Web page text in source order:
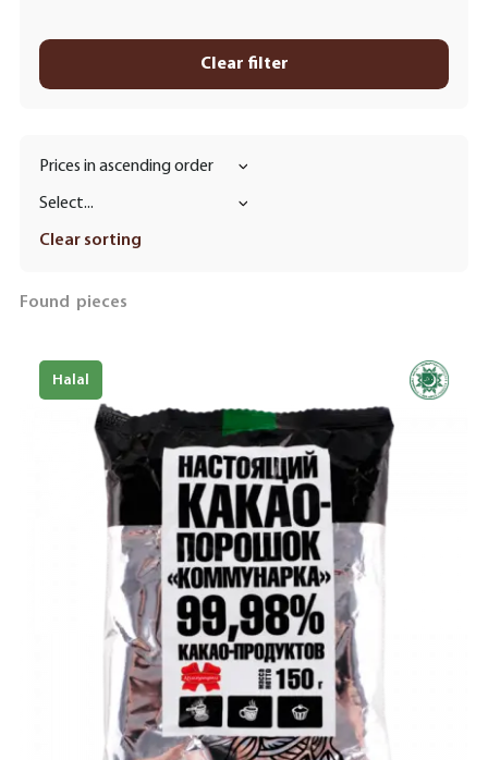
Clear filter
Prices in ascending order
Select...
Clear sorting
Found pieces
Halal